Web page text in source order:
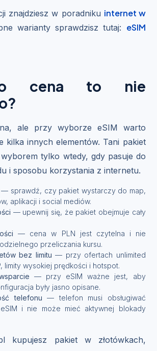
znajdziesz w poradniku internet w
warianty sprawdzisz tutaj: eSIM
cena to nie
ale przy wyborze eSIM warto
kilka innych elementów. Tani pakiet
tylko wtedy, gdy pasuje do
i sposobu korzystania z internetu.
— sprawdź, czy pakiet wystarczy do map,
aplikacji i social mediów.
— upewnij się, że pakiet obejmuje cały
— cena w PLN jest czytelna i nie
przeliczania kursu.
bez limitu — przy ofertach unlimited
limity wysokiej prędkości i hotspot.
— przy eSIM ważne jest, aby
były jasno opisane.
telefonu — telefon musi obsługiwać
i nie może mieć aktywnej blokady
kupujesz pakiet w złotówkach,